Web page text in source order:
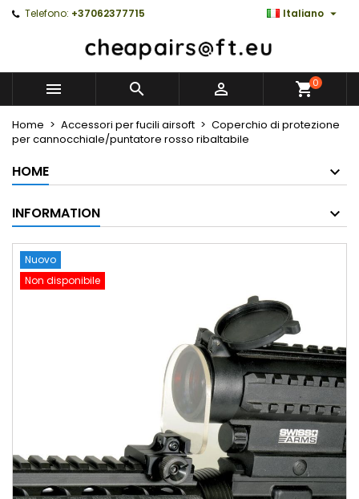
Telefono: +37062377715 Italiano 
   0
Home Accessori per fucili airsoft
Coperchio di protezione
per cannocchiale/puntatore rosso ribaltabile
HOME
INFORMATION
Nuovo
Non disponibile